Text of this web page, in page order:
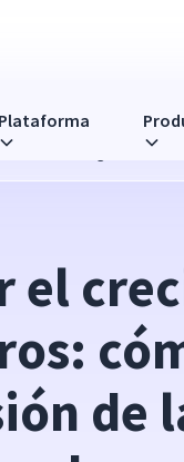
Plataforma
de los seguros:
el
de